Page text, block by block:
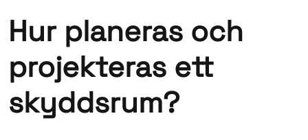
Hur planeras och
projekteras ett
skyddsrum?